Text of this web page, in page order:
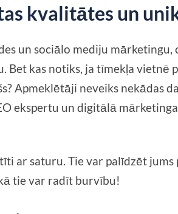
kvalitātes un
un sociālo mediju
Bet kas notiks, ja tīmekļa vietnē
Apmeklētāji neveiks nekādas
ekspertu un digitālā
ar saturu. Tie var palīdzēt
tie var radīt burvību!